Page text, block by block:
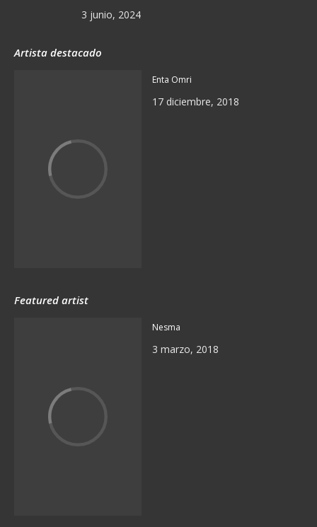
3 junio, 2024
Artista destacado
Enta Omri
17 diciembre, 2018
Featured artist
Nesma
3 marzo, 2018